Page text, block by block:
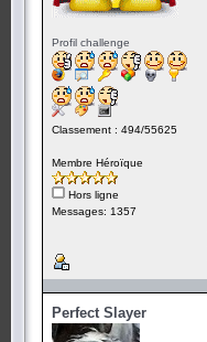
Profil challenge
Classement : 494/55625
Membre Héroïque
Hors ligne
Messages: 1357
Perfect Slayer